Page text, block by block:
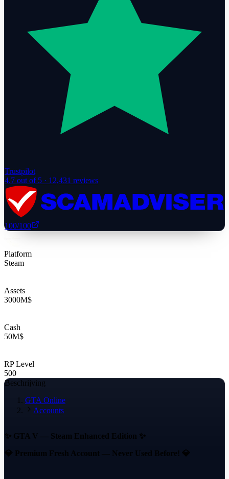
Trustpilot
4.7 out of 5 · 12,431 reviews
100/100
Platform
Steam
Assets
3000M$
Cash
50M$
RP Level
500
Beschrijving
GTA Online
Accounts
✨ GTA V — Steam Enhanced Edition ✨
💎 Premium Fresh Account — Never Used Before! 💎